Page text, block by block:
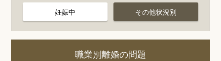
妊娠中 その他状況別
職業別離婚の問題